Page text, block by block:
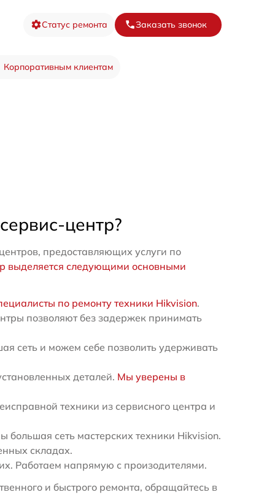
Статус ремонта Заказать звонок
Корпоративным клиентам
центр?
предоставляющих услуги по
выделяется следующими основными
по ремонту техники Hikvision.
позволяют без задержек принимать
сеть и можем себе позволить удерживать
деталей. Мы уверены в
техники из сервисного центра и
сеть мастерских техники Hikvision.
складах.
Работаем напрямую с произодителями.
и быстрого ремонта, обращайтесь в